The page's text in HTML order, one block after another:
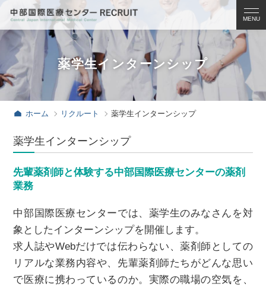
募集案内
病院見学のご案内
看護学生
医学生
専攻医
看護部
福利厚生
お知らせ
お問い合わせ
薬学生インターンシップ
ホーム リクルート 薬学生インターンシップ
薬学生インターンシップ
先輩薬剤師と体験する中部国際医療センターの薬剤
業務
中部国際医療センターでは、薬学生のみなさんを対
象としたインターンシップを開催します。
求人誌やWebだけでは伝わらない、薬剤師としての
リアルな業務内容や、先輩薬剤師たちがどんな思い
で医療に携わっているのか。実際の職場の空気を、